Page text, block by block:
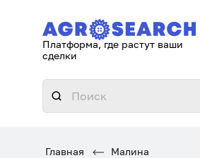
Платформа, где растут ваши
сделки
Главная Малина